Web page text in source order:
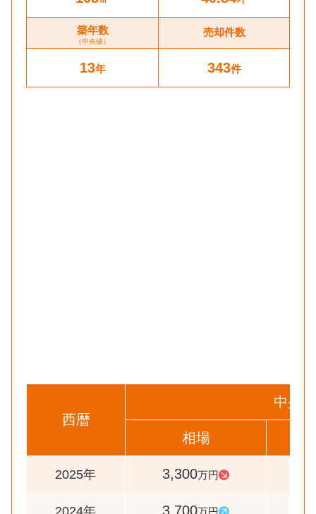
築年数
（中央値）
売却件数
13年 343件
西暦
中央区
相場
2025年 3,300万円
3,700